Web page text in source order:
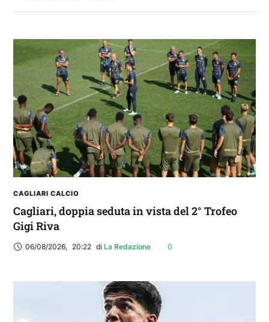
IL CAGLIARI SI PRESENTA A PULA: SEGUI LA
DIRETTA
CAGLIARI CALCIO
Cagliari, doppia seduta in vista del 2° Trofeo
Gigi Riva
06/08/2026, 20:22 di La Redazione 0